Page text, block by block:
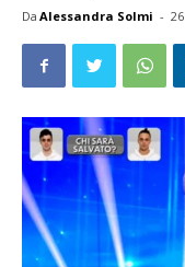
Da Alessandra Solmi -